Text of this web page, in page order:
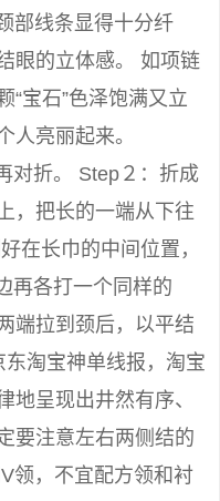
部线条显得十分纤
眼的立体感。 如项链
“宝石”色泽饱满又立
人亮丽起来。
对折。 Step２：折成
，把长的一端从下往
在长巾的中间位置，
再各打一个同样的
端拉到颈后，以平结
淘宝神单线报，淘宝
地呈现出井然有序、
要注意左右两侧结的
领，不宜配方领和衬